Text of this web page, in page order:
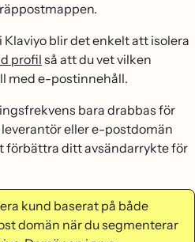
i Klaviyo blir det enkelt att isolera
profil så att du vet vilken
med e-postinnehåll.
bara drabbas för
eller e-postdomän
förbättra ditt avsändarrykte för
kund baserat på både
domän när du segmenterar